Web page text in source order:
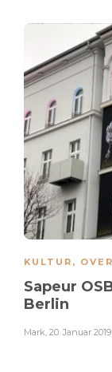
KULTUR ,
Sapeur
Berlin
Mark, 20. Januar 2019